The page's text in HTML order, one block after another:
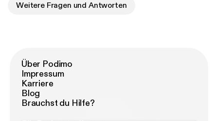
Weitere Fragen und Antworten
Über Podimo
Impressum
Karriere
Blog
Brauchst du Hilfe?